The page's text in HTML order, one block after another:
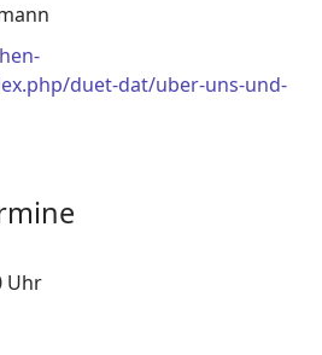
duet-dat/uber-uns-und-
Uhr